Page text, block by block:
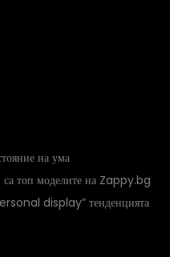
на ума
топ моделите на Zappy.bg
display” тенденцията